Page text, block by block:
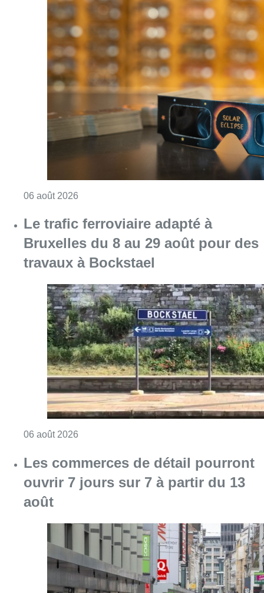
06 août 2026
Le trafic ferroviaire adapté à
Bruxelles du 8 au 29 août pour des
travaux à Bockstael
06 août 2026
Les commerces de détail pourront
ouvrir 7 jours sur 7 à partir du 13
août